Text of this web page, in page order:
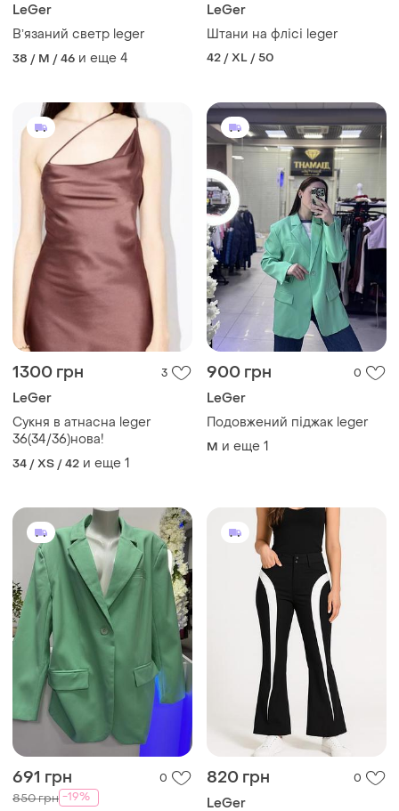
LeGer
Вʼязаний светр leger
38 / M / 46 и еще 4
LeGer
Штани на флісі leger
42 / XL / 50
1300 грн 3
LeGer
Сукня в атнасна leger
36(34/36)нова!
34 / XS / 42 и еще 1
900 грн 0
LeGer
Подовжений піджак leger
M и еще 1
691 грн 0
850 грн -19%
820 грн 0
LeGer